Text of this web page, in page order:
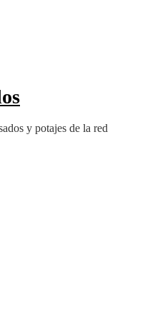
y potajes de la red